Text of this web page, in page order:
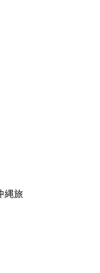
縄旅